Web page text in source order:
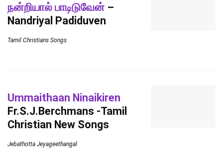
நன்றியால் பாடிடுவேன்–
Nandriyal Padiduven
Tamil Christians Songs
Ummaithaan Ninaikiren
Fr.S.J.Berchmans -Tamil
Christian New Songs
Jebathotta Jeyageethangal